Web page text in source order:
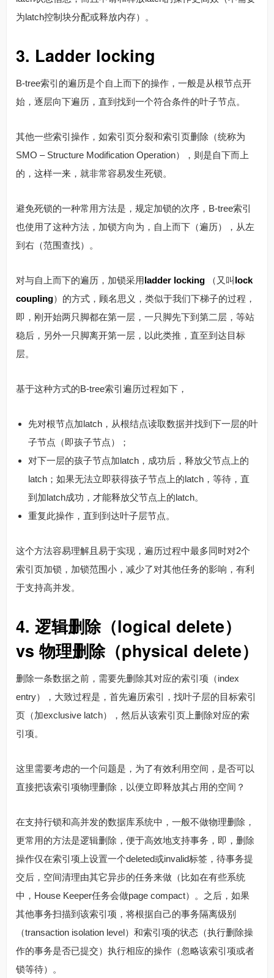
为latch控制块分配或释放内存）。
3. Ladder locking
B-tree索引的遍历是个自上而下的操作，一般是从根节点开
始，逐层向下遍历，直到找到一个符合条件的叶子节点。
其他一些索引操作，如索引页分裂和索引页删除（统称为
SMO – Structure Modification Operation），则是自下而上
的，这样一来，就非常容易发生死锁。
避免死锁的一种常用方法是，规定加锁的次序，B-tree索引
也使用了这种方法，加锁方向为，自上而下（遍历），从左
到右（范围查找）。
对与自上而下的遍历，加锁采用ladder locking （又叫 lock
coupling）的方式，顾名思义，类似于我们下梯子的过程，
即，刚开始两只脚都在第一层，一只脚先下到第二层，等站
稳后，另外一只脚离开第一层，以此类推，直至到达目标
层。
基于这种方式的B-tree索引遍历过程如下，
先对根节点加latch，从根结点读取数据并找到下一层的叶
子节点（即孩子节点）；
对下一层的孩子节点加latch，成功后，释放父节点上的
latch；如果无法立即获得孩子节点上的latch，等待，直
到加latch成功，才能释放父节点上的latch。
重复此操作，直到到达叶子层节点。
这个方法容易理解且易于实现，遍历过程中最多同时对2个
索引页加锁，加锁范围小，减少了对其他任务的影响，有利
于支持高并发。
4. 逻辑删除（logical delete）
vs 物理删除（physical delete）
删除一条数据之前，需要先删除其对应的索引项（index
entry），大致过程是，首先遍历索引，找叶子层的目标索引
页（加exclusive latch），然后从该索引页上删除对应的索
引项。
这里需要考虑的一个问题是，为了有效利用空间，是否可以
直接把该索引项物理删除，以便立即释放其占用的空间？
在支持行锁和高并发的数据库系统中，一般不做物理删除，
更常用的方法是逻辑删除，便于高效地支持事务，即，删除
操作仅在索引项上设置一个deleted或invalid标签，待事务提
交后，空间清理由其它异步的任务来做（比如在有些系统
中，House Keeper任务会做page compact）。之后，如果
其他事务扫描到该索引项，将根据自己的事务隔离级别
（transaction isolation level）和索引项的状态（执行删除操
作的事务是否已提交）执行相应的操作（忽略该索引项或者
锁等待）。